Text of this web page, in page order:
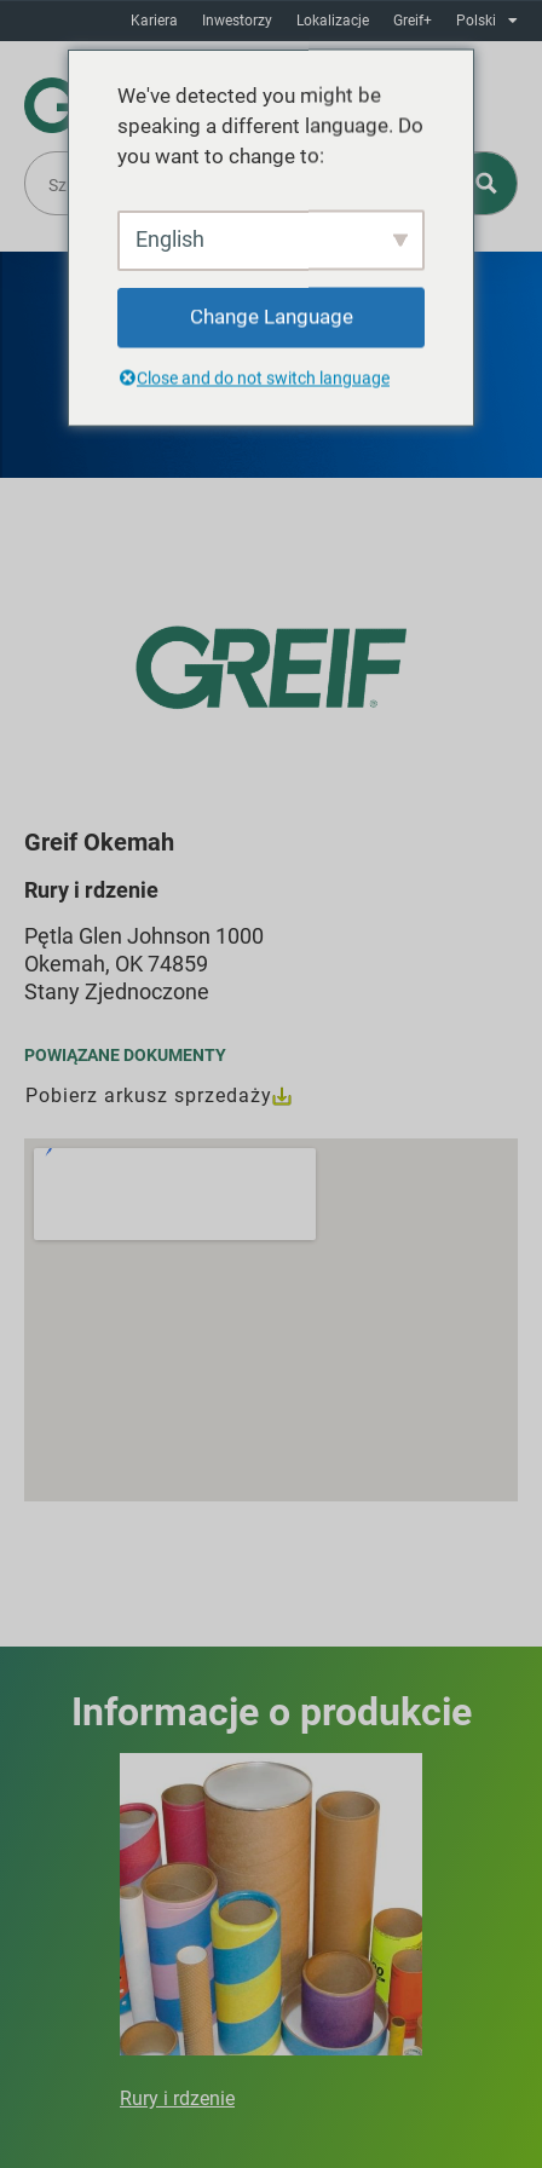
Kariera Inwestorzy Lokalizacje Greif+ Polski
GREIF OKEMAH
TUBES AND CORES
Greif Okemah
Rury i rdzenie
Pętla Glen Johnson 1000
Okemah, OK 74859
Stany Zjednoczone
POWIĄZANE DOKUMENTY
Pobierz arkusz sprzedaży
Informacje o produkcie
Rury i rdzenie
We've detected you might be
speaking a different language. Do
you want to change to:
English
Change Language
Close and do not switch language